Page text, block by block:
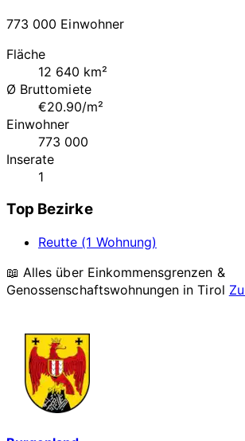
773 000 Einwohner
Fläche
12 640 km²
Ø Bruttomiete
€20.90/m²
Einwohner
773 000
Inserate
1
Top Bezirke
Reutte (1 Wohnung)
📖 Alles über Einkommensgrenzen &
Genossenschaftswohnungen inTirol